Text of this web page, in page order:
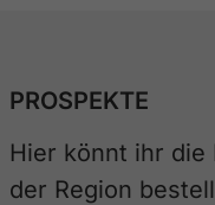
PROSPEKTE
Hier könnt ihr die
der Region